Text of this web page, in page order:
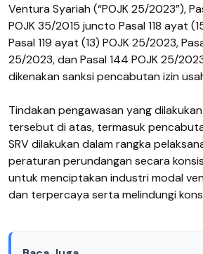
Ventura Syariah (“POJK 25/2023”),
POJK 35/2015 juncto Pasal 118 ayat
Pasal 119 ayat (13) POJK 25/2023,
25/2023, dan Pasal 144 POJK 25/
dikenakan sanksi pencabutan izin
Tindakan pengawasan yang
tersebut di atas, termasuk
SRV dilakukan dalam rangka
peraturan perundangan secara
untuk menciptakan industri modal
dan terpercaya serta melindungi